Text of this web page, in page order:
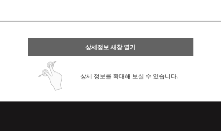
상세정보 새창 열기
상세 정보를 확대해 보실 수 있습니다.